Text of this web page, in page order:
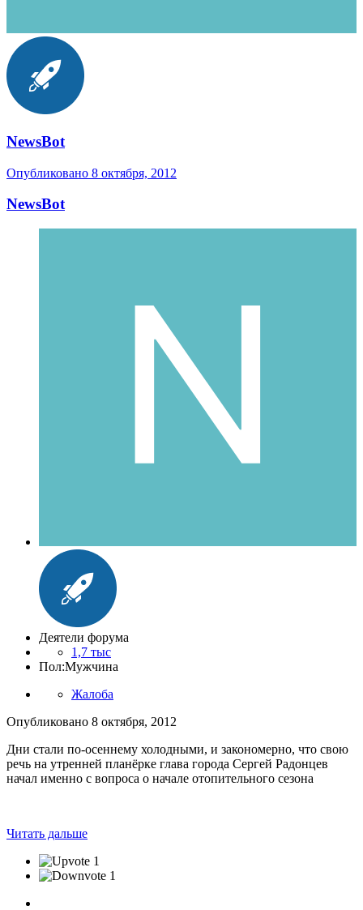
NewsBot
Опубликовано 8 октября, 2012
NewsBot
Деятели форума
1,7 тыс
Пол:Мужчина
Жалоба
Опубликовано 8 октября, 2012
Дни стали по-осеннему холодными, и закономерно, что свою
речь на утренней планёрке глава города Сергей Радонцев
начал именно с вопроса о начале отопительного сезона
Читать дальше
1
1